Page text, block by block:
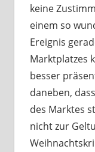
keine
einem so
Ereignis
Marktplatzes
besser
daneben,
des Marktes
nicht zur